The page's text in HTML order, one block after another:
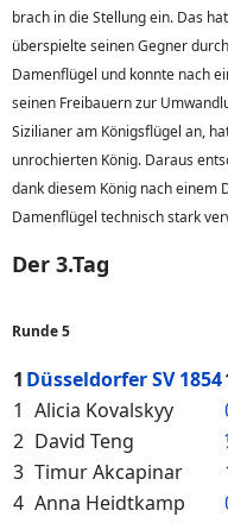
brach in die Stellung ein. Das
überspielte seinen Gegner
Damenflügel und konnte nach
seinen Freibauern zur
Sizilianer am Königsflügel an,
unrochierten König. Daraus
dank diesem König nach
Damenflügel technisch stark
Der 3.Tag
Runde 5
1 Düsseldorfer SV 1854
1 Alicia Kovalskyy
2 David Teng
3 Timur Akcapinar
4 Anna Heidtkamp